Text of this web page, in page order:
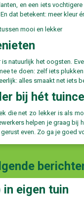
en een iets
dat betekent: meer kleur
natuurlijk het oogsten.
te doen: zelf iets
alles smaakt net iets
bij hét
die net zo lekker is als
helpen je graag
even. Zo ga je goed
eigen tuin